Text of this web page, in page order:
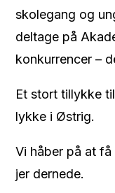
skolegang og
deltage på
konkurrencer –
Et stort tillykke
lykke i Østrig.
Vi håber på at
jer dernede.